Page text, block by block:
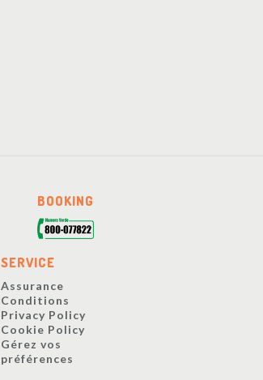
BOOKING
SERVICE
Assurance
Conditions
Privacy Policy
Cookie Policy
Gérez vos
préférences